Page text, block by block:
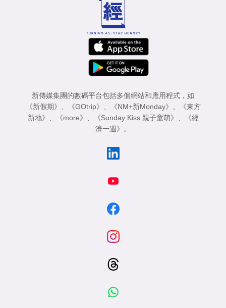
新傳媒集團的數碼平台包括多個網站和應用程式，如
《新假期》
《GOtrip》 《NM+新Monday》
《東方
新地》
《more》 《Sunday Kiss 親子童萌》
《經
濟一週》
。